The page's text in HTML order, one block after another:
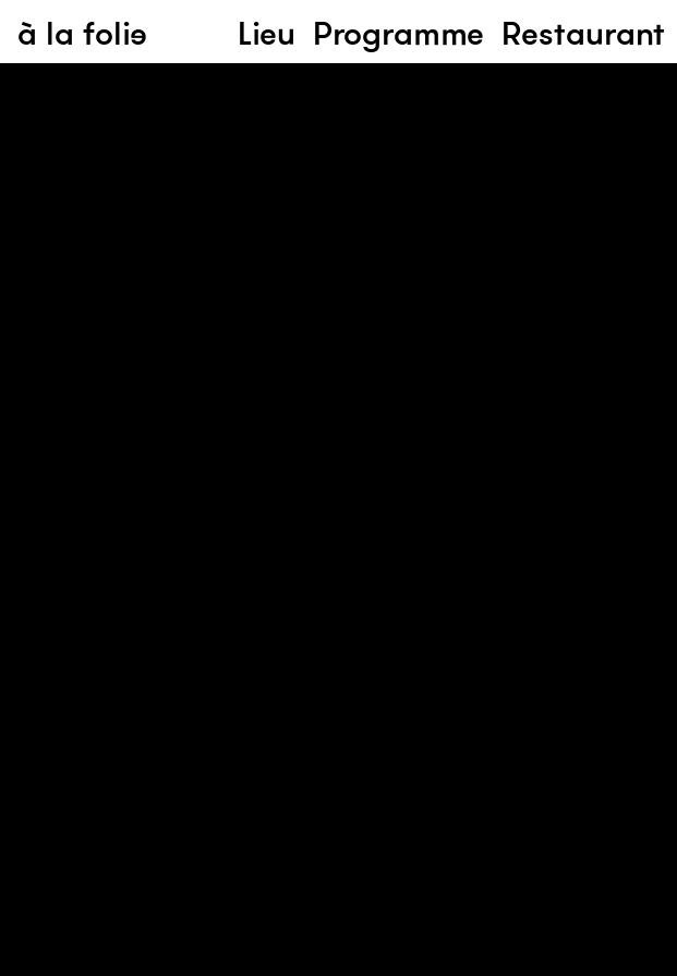
à la folie Lieu Programme Restaurant